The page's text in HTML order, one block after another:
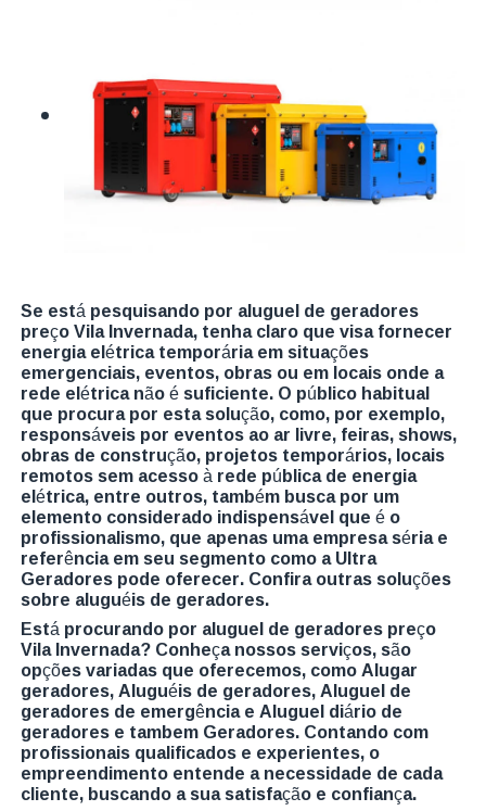
Se está pesquisando por aluguel de geradores
preço Vila Invernada, tenha claro que visa fornecer
energia elétrica temporária em situações
emergenciais, eventos, obras ou em locais onde a
rede elétrica não é suficiente. O público habitual
que procura por esta solução, como, por exemplo,
responsáveis por eventos ao ar livre, feiras, shows,
obras de construção, projetos temporários, locais
remotos sem acesso à rede pública de energia
elétrica, entre outros, também busca por um
elemento considerado indispensável que é o
profissionalismo, que apenas uma empresa séria e
referência em seu segmento como a Ultra
Geradores pode oferecer. Confira outras soluções
sobre aluguéis de geradores.
Está procurando por aluguel de geradores preço
Vila Invernada? Conheça nossos serviços, são
opções variadas que oferecemos, como Alugar
geradores, Aluguéis de geradores, Aluguel de
geradores de emergência e Aluguel diário de
geradores e tambem Geradores. Contando com
profissionais qualificados e experientes, o
empreendimento entende a necessidade de cada
cliente, buscando a sua satisfação e confiança.